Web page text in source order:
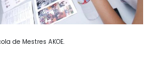
de Mestres AKOE.